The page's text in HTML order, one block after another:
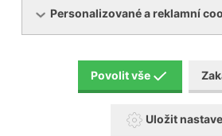
Personalizované a reklamní
Povolit vše
Uložit